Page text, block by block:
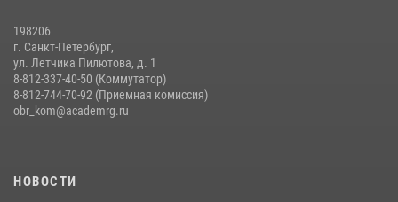
198206
г. Санкт-Петербург,
ул. Летчика Пилютова, д. 1
8-812-337-40-50 (Коммутатор)
8-812-744-70-92 (Приемная комиссия)
obr_kom@academrg.ru
НОВОСТИ